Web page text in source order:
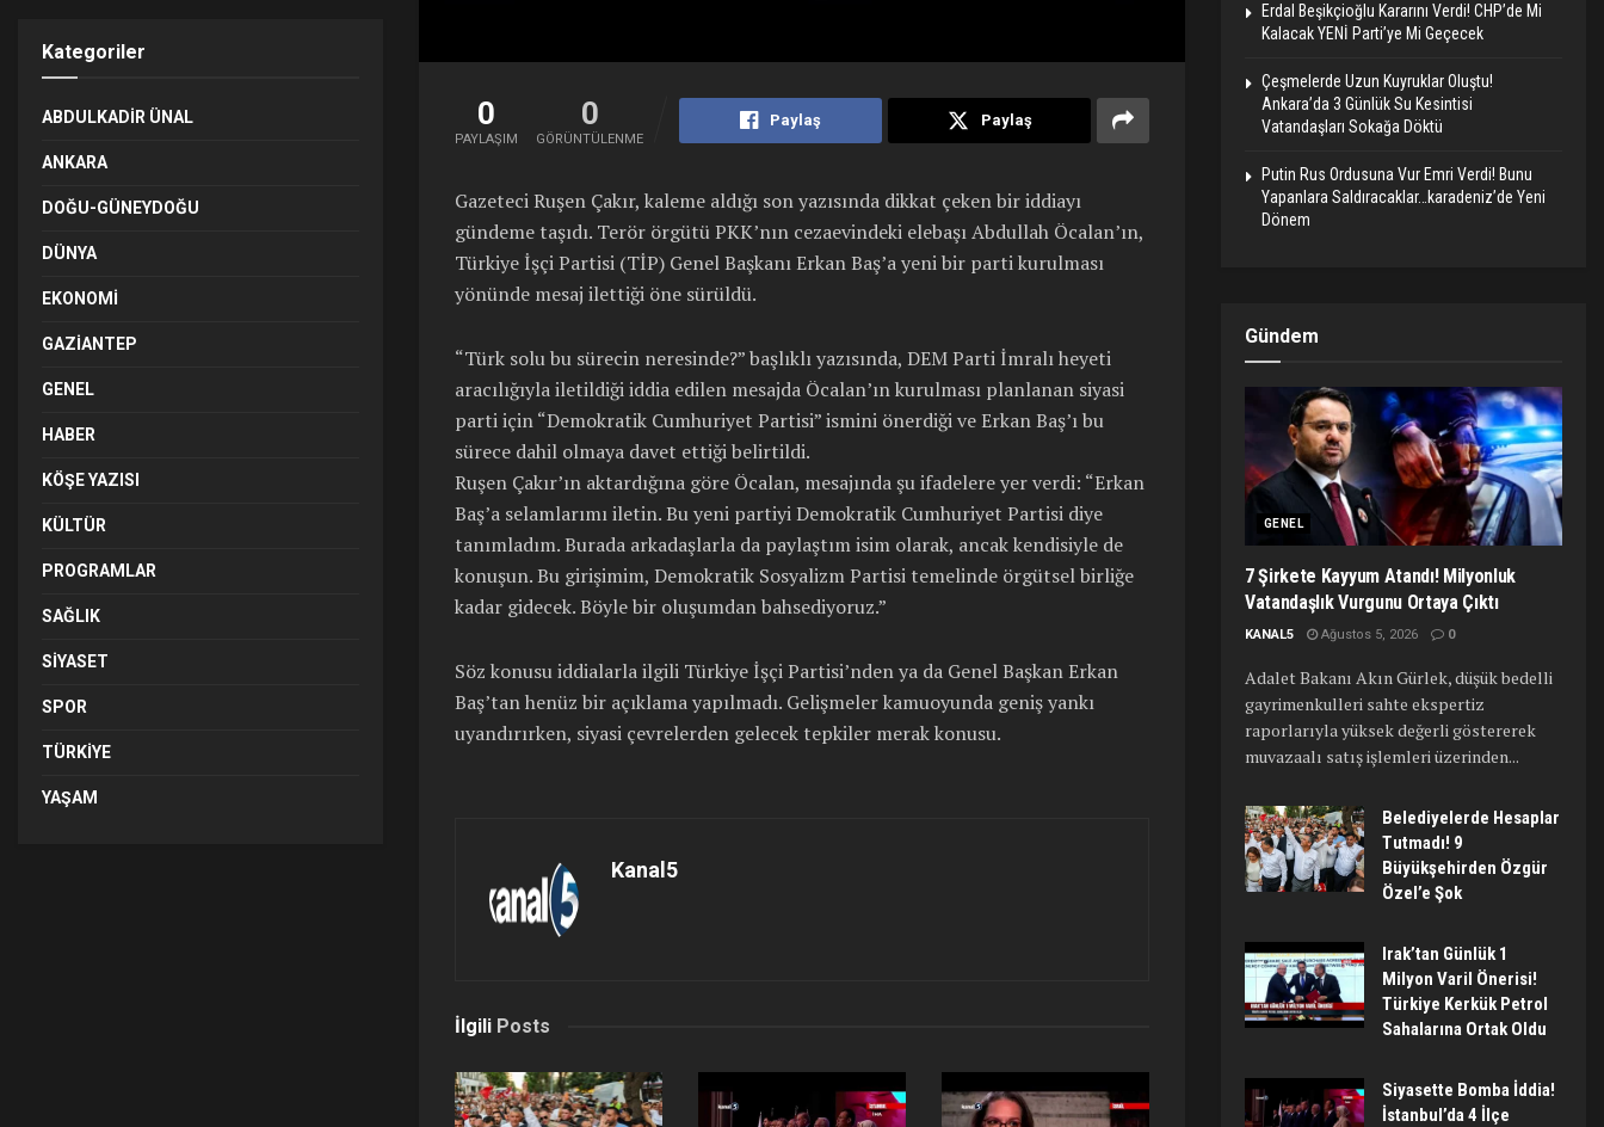
0
PAYLAŞIM
0
GÖRÜNTÜLENME
Paylaş Paylaş
Gazeteci Ruşen Çakır, kaleme aldığı son yazısında dikkat çeken bir iddiayı
gündeme taşıdı. Terör örgütü PKK’nın cezaevindeki elebaşı Abdullah Öcalan’ın,
Türkiye İşçi Partisi (TİP) Genel Başkanı Erkan Baş’a yeni bir parti kurulması
yönünde mesaj ilettiği öne sürüldü.
“Türk solu bu sürecin neresinde?” başlıklı yazısında, DEM Parti İmralı heyeti
aracılığıyla iletildiği iddia edilen mesajda Öcalan’ın kurulması planlanan siyasi
parti için “Demokratik Cumhuriyet Partisi” ismini önerdiği ve Erkan Baş’ı bu
sürece dahil olmaya davet ettiği belirtildi.
Ruşen Çakır’ın aktardığına göre Öcalan, mesajında şu ifadelere yer verdi: “Erkan
Baş’a selamlarımı iletin. Bu yeni partiyi Demokratik Cumhuriyet Partisi diye
tanımladım. Burada arkadaşlarla da paylaştım isim olarak, ancak kendisiyle de
konuşun. Bu girişimim, Demokratik Sosyalizm Partisi temelinde örgütsel birliğe
kadar gidecek. Böyle bir oluşumdan bahsediyoruz.”
Söz konusu iddialarla ilgili Türkiye İşçi Partisi’nden ya da Genel Başkan Erkan
Baş’tan henüz bir açıklama yapılmadı. Gelişmeler kamuoyunda geniş yankı
uyandırırken, siyasi çevrelerden gelecek tepkiler merak konusu.
Kanal5
İlgili Posts
Kategoriler
ABDULKADIR ÜNAL
ANKARA
DOĞU-GÜNEYDOĞU
DÜNYA
EKONOMI
GAZIANTEP
GENEL
HABER
KÖŞE YAZISI
KÜLTÜR
PROGRAMLAR
SAĞLIK
SIYASET
SPOR
TÜRKIYE
YAŞAM
Erdal Beşikçioğlu Kararını Verdi! CHP’de Mi
Kalacak YENİ Parti’ye Mi Geçecek
Çeşmelerde Uzun Kuyruklar Oluştu!
Ankara’da 3 Günlük Su Kesintisi
Vatandaşları Sokağa Döktü
Putin Rus Ordusuna Vur Emri Verdi! Bunu
Yapanlara Saldıracaklar…karadeniz’de Yeni
Dönem
Gündem
GENEL
7 Şirkete Kayyum Atandı! Milyonluk
Vatandaşlık Vurgunu Ortaya Çıktı
KANAL5 Ağustos 5, 2026 0
Adalet Bakanı Akın Gürlek, düşük bedelli
gayrimenkulleri sahte ekspertiz
raporlarıyla yüksek değerli göstererek
muvazaalı satış işlemleri üzerinden...
Belediyelerde Hesaplar
Tutmadı! 9
Büyükşehirden Özgür
Özel’e Şok
Irak’tan Günlük 1
Milyon Varil Önerisi!
Türkiye Kerkük Petrol
Sahalarına Ortak Oldu
Siyasette Bomba İddia!
İstanbul’da 4 İlçe